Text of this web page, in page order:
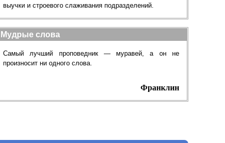
выучки и строевого слаживания подразделений.
Мудрые слова
Самый лучший проповедник — муравей, а он не
произносит ни одного слова.
Франклин